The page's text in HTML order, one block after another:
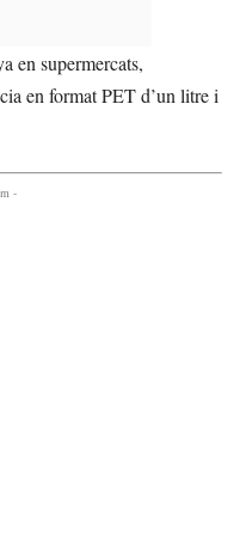
en supermercats,
en format PET d’un litre i
-